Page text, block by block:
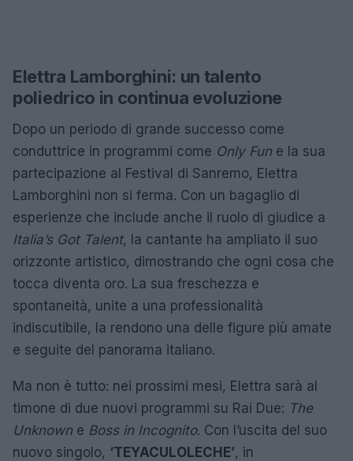
Elettra Lamborghini: un talento
poliedrico in continua evoluzione
Dopo un periodo di grande successo come
conduttrice in programmi come Only Fun e la sua
partecipazione al Festival di Sanremo, Elettra
Lamborghini non si ferma. Con un bagaglio di
esperienze che include anche il ruolo di giudice a
Italia’s Got Talent, la cantante ha ampliato il suo
orizzonte artistico, dimostrando che ogni cosa che
tocca diventa oro. La sua freschezza e
spontaneità, unite a una professionalità
indiscutibile, la rendono una delle figure più amate
e seguite del panorama italiano.
Ma non è tutto: nei prossimi mesi, Elettra sarà al
timone di due nuovi programmi su Rai Due: The
Unknown e Boss in Incognito. Con l’uscita del suo
nuovo singolo, ‘TEYACULOLECHE’, in